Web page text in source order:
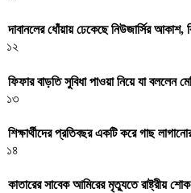
দাবানলের ধোঁয়ায় ঢেকেছে নিউজার্সির আকাশ,
১২
ফিফার বাড়তি সুবিধা পাওয়া নিয়ে যা বললেন
১৩
শিক্ষার্থীদের প্রতিবছর একটি করে গাছ
১৪
কাতারের সাবেক আমিরের মৃত্যুতে রাষ্ট্রীয়